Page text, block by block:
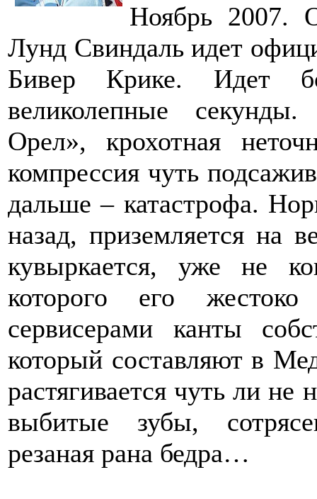
Ноябрь 2007.
Лунд Свиндаль идет
Бивер Крике. Идет
великолепные
Орел», крохотная
компрессия чуть
дальше – катастрофа.
назад, приземляется на
кувыркается, уже не
которого его
сервисерами канты
который составляют в
растягивается чуть ли не
выбитые зубы,
резаная рана бедра…